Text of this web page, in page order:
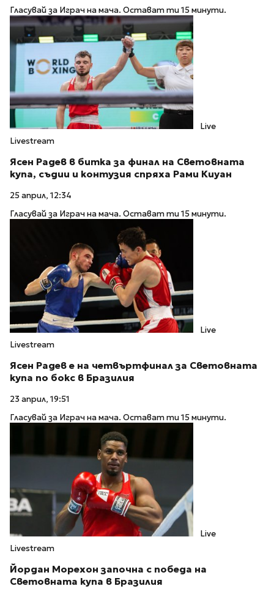
Гласувай за Играч на мача. Остават ти 15 минути.
Live
Livestream
Ясен Радев в битка за финал на Световната
купа, съдии и контузия спряха Рами Киуан
25 април, 12:34
Гласувай за Играч на мача. Остават ти 15 минути.
Live
Livestream
Ясен Радев е на четвъртфинал за Световната
купа по бокс в Бразилия
23 април, 19:51
Гласувай за Играч на мача. Остават ти 15 минути.
Live
Livestream
Йордан Морехон започна с победа на
Световната купа в Бразилия